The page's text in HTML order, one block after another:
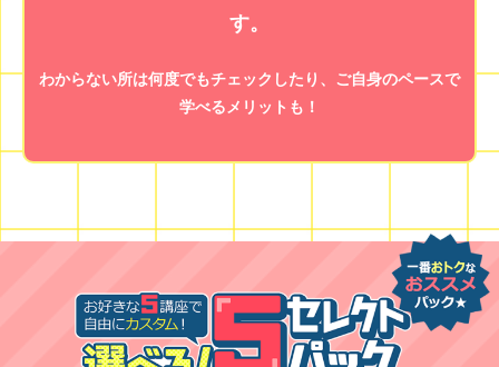
す。
わからない所は何度でもチェックしたり、ご自身のペースで
学べるメリットも！